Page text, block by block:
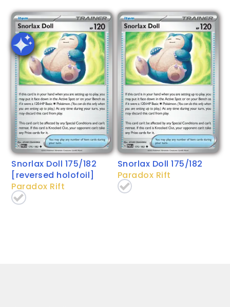
Snorlax Doll 175/182
[reversed holofoil]
Paradox Rift
Snorlax Doll 175/182
Paradox Rift